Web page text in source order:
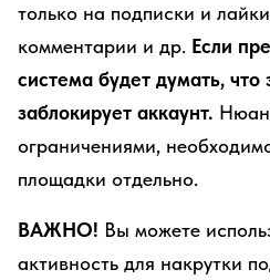
только на подписки и
комментарии и др. Если
система будет думать, что
заблокирует аккаунт.
ограничениями,
площадки отдельно.
ВАЖНО! Вы можете
активность для накрутки